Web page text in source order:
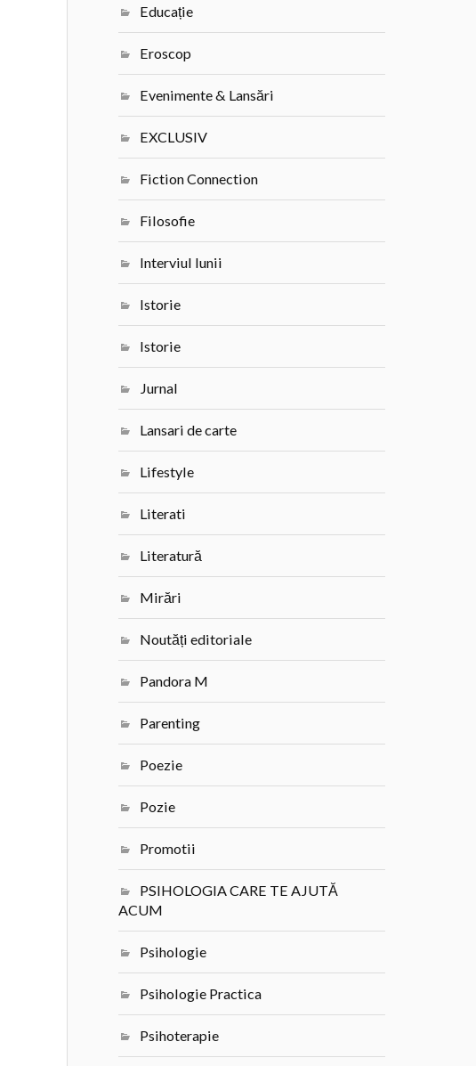
Educație
Eroscop
Evenimente & Lansări
EXCLUSIV
Fiction Connection
Filosofie
Interviul lunii
Istorie
Istorie
Jurnal
Lansari de carte
Lifestyle
Literati
Literatură
Mirări
Noutăți editoriale
Pandora M
Parenting
Poezie
Pozie
Promotii
PSIHOLOGIA CARE TE AJUTĂ
ACUM
Psihologie
Psihologie Practica
Psihoterapie